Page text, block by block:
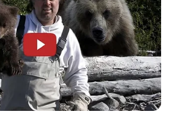
madre del
, este le envió un mensaje
estar en peligro.